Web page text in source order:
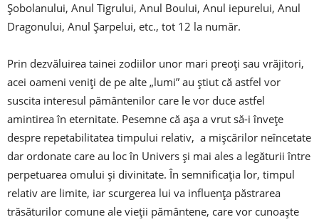
Șobolanului, Anul Tigrului, Anul Boului, Anul iepurelui, Anul
Dragonului, Anul Șarpelui, etc., tot 12 la număr.
Prin dezvăluirea tainei zodiilor unor mari preoți sau vrăjitori,
acei oameni veniți de pe alte „lumi” au știut că astfel vor
suscita interesul pământenilor care le vor duce astfel
amintirea în eternitate. Pesemne că așa a vrut să-i învețe
despre repetabilitatea timpului relativ, a mișcărilor neîncetate
dar ordonate care au loc în Univers și mai ales a legăturii între
perpetuarea omului și divinitate. În semnificația lor, timpul
relativ are limite, iar scurgerea lui va influența păstrarea
trăsăturilor comune ale vieții pământene, care vor cunoaște